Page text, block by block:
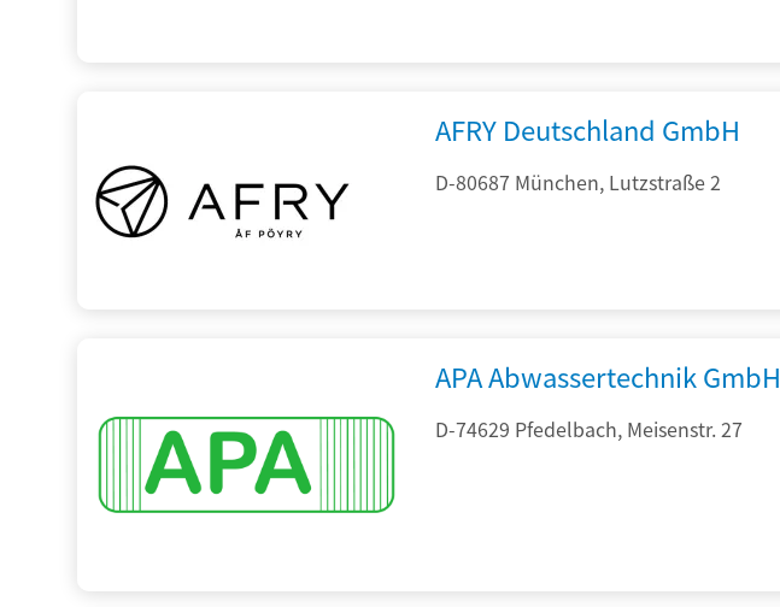
AFRY Deutschland GmbH
D-80687 München, Lutzstraße 2
APA Abwassertechnik GmbH
D-74629 Pfedelbach, Meisenstr. 27